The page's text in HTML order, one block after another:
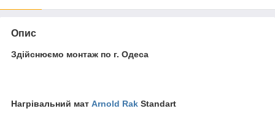
Опис
Здійснюємо монтаж по г. Одеса
Нагрівальний мат Arnold Rak Standart